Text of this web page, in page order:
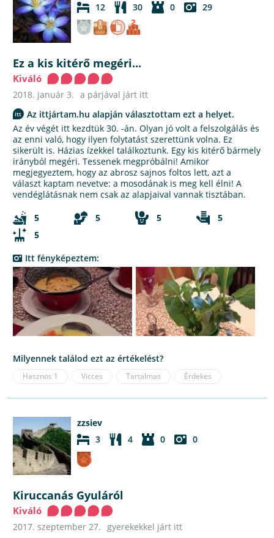
12
30 0 29
Ez a kis kitérő megéri...
Kiváló
2018. január 3. a párjával járt itt
Az ittjártam.hu alapján választottam ezt a helyet.
Az év végét itt kezdtük 30. -án. Olyan jó volt a felszolgálás és
az enni való, hogy ilyen folytatást szerettünk volna. Ez
sikerült is. Házias ízekkel találkoztunk. Egy kis kitérő bármely
irányból megéri. Tessenek megpróbálni! Amikor
megjegyeztem, hogy az abrosz sajnos foltos lett, azt a
választ kaptam nevetve: a mosodának is meg kell élni! A
vendéglátásnak nem csak az alapjaival vannak tisztában.
5
5 5
5
5
Itt fényképeztem:
Milyennek találod ezt az értékelést?
Hasznos 1 Vicces Tartalmas Érdekes
zzsiev
3
4 0 0
Kiruccanás Gyuláról
Kiváló
2017. szeptember 27. gyerekekkel járt itt